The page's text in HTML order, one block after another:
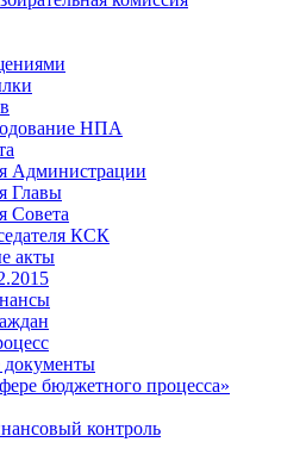
НПА
Администрации
Главы
Совета
КСК
акты
бюджетного процесса»
контроль